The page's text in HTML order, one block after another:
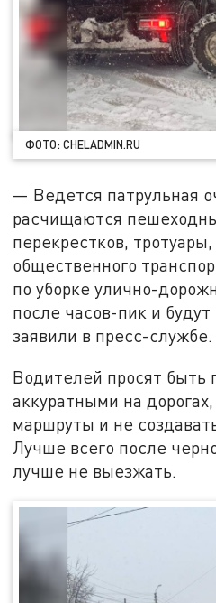
ФОТО: CHELADMIN.RU
— Ведется патрульная
расчищаются
перекрестков,
общественного
по уборке улично-
после часов-пик и
заявили в пресс-службе.
Водителей просят быть
аккуратными на
маршруты и не
Лучше всего после
лучше не выезжать.